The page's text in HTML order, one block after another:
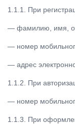
1.1.1. При
— фамилию, имя,
— номер
— адрес
1.1.2. При
— номер
1.1.3. При